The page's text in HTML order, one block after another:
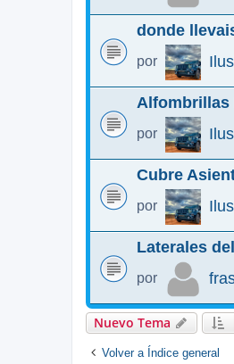
donde
por
Alfombrillas
por
Cubre
por
Laterales
por
Nuevo Tema
Volver a Índice general